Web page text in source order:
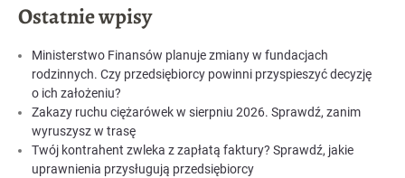
Ostatnie wpisy
Ministerstwo Finansów planuje zmiany w fundacjach
rodzinnych. Czy przedsiębiorcy powinni przyspieszyć decyzję
o ich założeniu?
Zakazy ruchu ciężarówek w sierpniu 2026. Sprawdź, zanim
wyruszysz w trasę
Twój kontrahent zwleka z zapłatą faktury? Sprawdź, jakie
uprawnienia przysługują przedsiębiorcy